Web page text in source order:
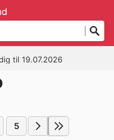
til 19.07.2026
5